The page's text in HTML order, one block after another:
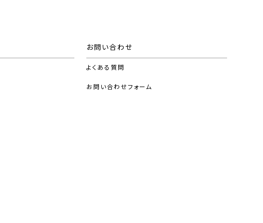
お問い合わせ
よくある質問
お問い合わせフォーム